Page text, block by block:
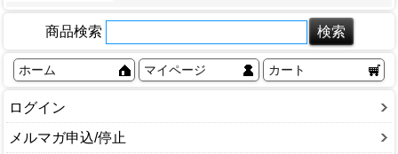
商品検索
ホーム マイページ カート
ログイン
メルマガ申込/停止